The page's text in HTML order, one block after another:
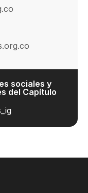
sociales y
del Capítulo